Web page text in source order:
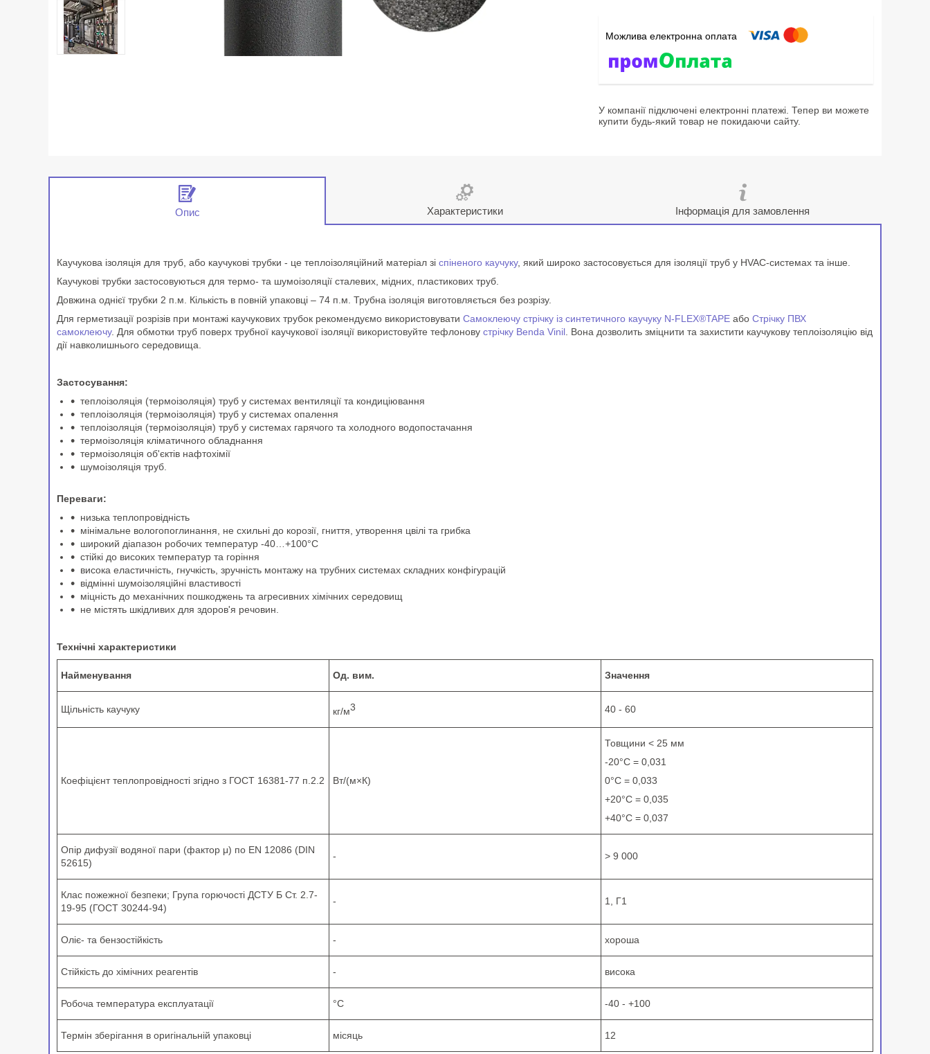
У компанії підключені електронні платежі. Тепер ви можете
купити будь-який товар не покидаючи сайту.
Опис Характеристики Інформація для замовлення
Каучукова ізоляція для труб, або каучукові трубки - це теплоізоляційний матеріал зі спіненого каучуку, який широко застосовується для ізоляції труб у HVAC-системах та інше.
Каучукові трубки застосовуються для термо- та шумоізоляції сталевих, мідних, пластикових труб.
Довжина однієї трубки 2 п.м. Кількість в повній упаковці – 74 п.м. Трубна ізоляція виготовляється без розрізу.
Для герметизації розрізів при монтажі каучукових трубок рекомендуємо використовувати Самоклеючу стрічку із синтетичного каучуку N-FLEX®TAPE або Стрічку ПВХ
самоклеючу. Для обмотки труб поверх трубної каучукової ізоляції використовуйте тефлонову стрічку Benda Vinil . Вона дозволить зміцнити та захистити каучукову теплоізоляцію від
дії навколишнього середовища.
Застосування:
теплоізоляція (термоізоляція) труб у системах вентиляції та кондиціювання
теплоізоляція (термоізоляція) труб у системах опалення
теплоізоляція (термоізоляція) труб у системах гарячого та холодного водопостачання
термоізоляція кліматичного обладнання
термоізоляція об'єктів нафтохімії
шумоізоляція труб.
Переваги:
низька теплопровідність
мінімальне вологопоглинання, не схильні до корозії, гниття, утворення цвілі та грибка
широкий діапазон робочих температур -40…+100°С
стійкі до високих температур та горіння
висока еластичність, гнучкість, зручність монтажу на трубних системах складних конфігурацій
відмінні шумоізоляційні властивості
міцність до механічних пошкоджень та агресивних хімічних середовищ
не містять шкідливих для здоров'я речовин.
Технічні характеристики
Найменування Од. вим. Значення
Щільність каучуку кг/м3 40 - 60
Коефіцієнт теплопровідності згідно з ГОСТ 16381-77 п.2.2 Вт/(м×К)
Товщини < 25 мм
-20°С = 0,031
0°С = 0,033
+20°С = 0,035
+40°С = 0,037
Опір дифузії водяної пари (фактор μ) по EN 12086 (DIN
52615)
- > 9 000
Клас пожежної безпеки; Група горючості ДСТУ Б Ст. 2.7-
19-95 (ГОСТ 30244-94)
- 1, Г1
Оліє- та бензостійкість - хороша
Стійкість до хімічних реагентів - висока
Робоча температура експлуатації °C -40 - +100
Термін зберігання в оригінальній упаковці місяць 12